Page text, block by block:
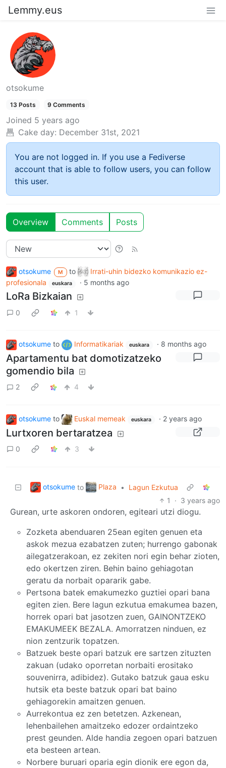
Lemmy.eus
otsokume
13 Posts 9 Comments
Joined 5 years ago
Cake day: December 31st, 2021
You are not logged in. If you use a Fediverse
account that is able to follow users, you can follow
this user.
Overview Comments Posts
otsokume M to
Irrati-uhin bidezko komunikazio ez-
profesionala
euskara · 5 months ago
LoRa Bizkaian
0 1
otsokume to Informatikariak euskara · 8 months ago
Apartamentu bat domotizatzeko
gomendio bila
2 4
otsokume to Euskal memeak euskara · 2 years ago
Lurtxoren bertaratzea
0 3
otsokume to Plaza •
Lagun Ezkutua
1
· 3 years ago
Gurean, urte askoren ondoren, egiteari utzi diogu.
Zozketa abenduaren 25ean egiten genuen eta
askok mezua ezabatzen zuten; hurrengo gabonak
ailegatzerakoan, ez zekiten nori egin behar zioten,
edo okertzen ziren. Behin baino gehiagotan
geratu da norbait opararik gabe.
Pertsona batek emakumezko guztiei opari bana
egiten zien. Bere lagun ezkutua emakumea bazen,
horrek opari bat jasotzen zuen, GAINONTZEKO
EMAKUMEEK BEZALA. Amorratzen ninduen, ez
nion zentzurik topatzen.
Batzuek beste opari batzuk ere sartzen zituzten
zakuan (udako oporretan norbaiti erositako
souvenirra, adibidez). Gutako batzuk gaua esku
hutsik eta beste batzuk opari bat baino
gehiagorekin amaitzen genuen.
Aurrekontua ez zen betetzen. Azkenean,
lehenbailehen amaitzeko edozer ordaintzeko
prest geunden. Alde handia zegoen opari batzuen
eta besteen artean.
Norbere buruari oparia egin dionik ere egon da,